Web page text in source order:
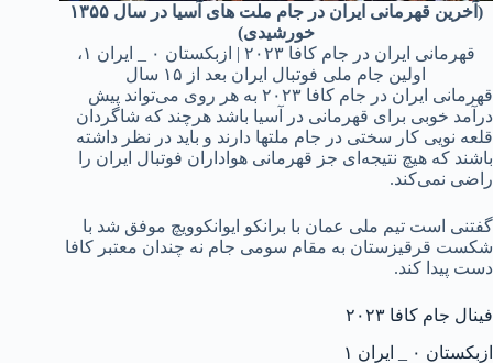
(آخرین قهرمانی ایران در جام ملت های آسیا در سال ۱۳۵۵
خورشیدی)
قهرمانی ایران در جام کافا ۲۰۲۳ | ازبکستان ۰ _ ایران ۱،
اولین جام ملی فوتبال ایران بعد از ۱۵ سال
قهرمانی ایران در جام کافا ۲۰۲۳ به هر روی می‌تواند پیش
درآمد خوبی برای قهرمانی در آسیا باشد هرچند که شاگردان
قلعه نویی کار سختی در جام ملتها دارند و باید در نظر داشته
باشند که هیچ نتیجه‌ای جز قهرمانی هواداران فوتبال ایران را
راضی نمی‌کند.
گفتنی است تیم ملی عمان با برانکو ایوانکوویچ موفق شد با
شکست قرقیزستان به مقام سومی جام نه چندان معتبر کافا
دست پیدا کند.
فینال جام کافا ۲۰۲۳
ازبکستان ۰ _ ایران ۱